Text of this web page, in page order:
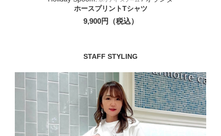
ホースプリントTシャツ
9,900円（税込）
STAFF STYLING